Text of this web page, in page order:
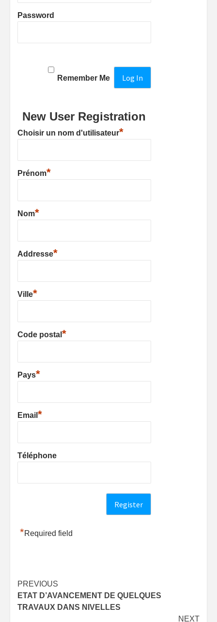
Password
Remember Me
New User Registration
Choisir un nom d'utilisateur*
Prénom*
Nom*
Addresse*
Ville*
Code postal *
Pays*
Email *
Téléphone
*Required field
Post
navigation
PREVIOUS
ETAT D’AVANCEMENT DE QUELQUES
TRAVAUX DANS NIVELLES
NEXT